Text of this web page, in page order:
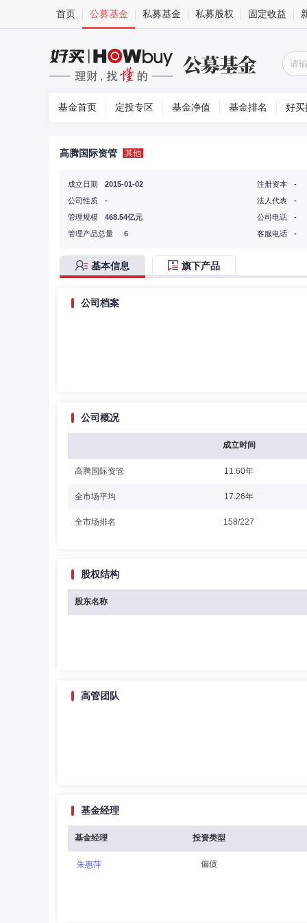
首页 公募基金 私募基金 私募股权 固定收益
基金首页 定投专区 基金净值 基金排名 好买
高腾国际资管 其他
成立日期
2015-01-02
公司性质
-
注册资本
-
法人代表
-
管理规模
468.54亿元
管理产品总量
6
公司电话
-
客服电话
-
基本信息 旗下产品
公司档案
公司概况
成立时间
高腾国际资管 11.60年
全市场平均 17.26年
全市场排名 158/227
股权结构
股东名称
高管团队
基金经理
基金经理 投资类型
朱惠萍 偏债